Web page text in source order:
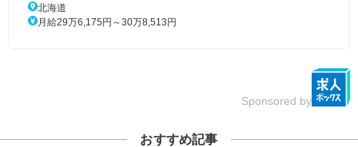
北海道
月給29万6,175円～30万8,513円
Sponsored by
おすすめ記事